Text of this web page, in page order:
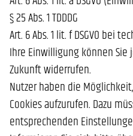
§ 25 Abs. 1 TDDDG
Art. 6 Abs. 1 lit. f DSGVO bei
Ihre Einwilligung können
Zukunft widerrufen.
Nutzer haben die
Cookies aufzurufen. Dazu
entsprechenden